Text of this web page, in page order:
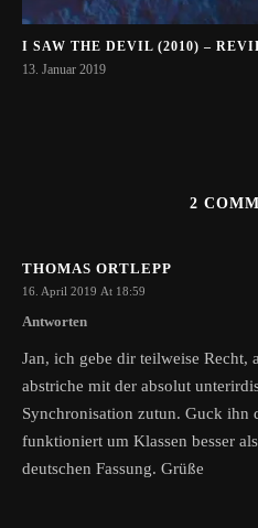
I SAW THE DEVIL (2010) –
13. Januar 2019
2
THOMAS ORTLEPP
16. April 2019 At 18:59
Antworten
Jan, ich gebe dir teilweise Recht,
abstriche mit der absolut
Synchronisation zutun. Guck ihn
funktioniert um Klassen besser
deutschen Fassung. Grüße